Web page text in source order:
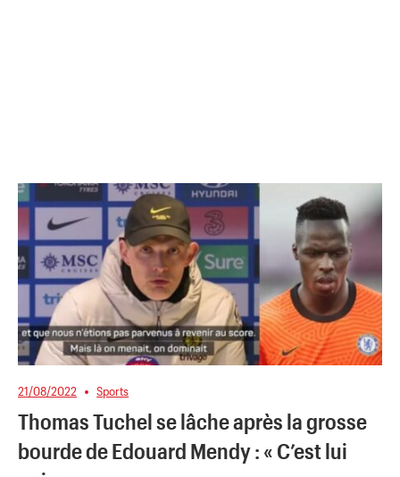
21/08/2022 Sports
Thomas Tuchel se lâche après la grosse
bourde de Edouard Mendy : « C’est lui